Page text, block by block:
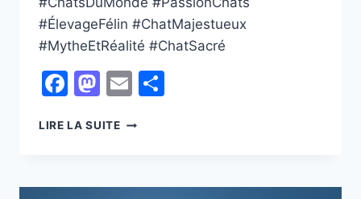
#ÉlevageFélin #ChatMajestueux
#MytheEtRéalité #ChatSacré
Facebook
Mastodon
Email
LIRE LA SUITEL’HISTOIRE
DU